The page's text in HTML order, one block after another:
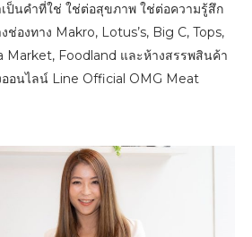
ป็นคำที่ใช่ ใช่ต่อสุขภาพ ใช่ต่อความรู้สึก
องทาง Makro, Lotus’s, Big C, Tops,
Market, Foodland และห้างสรรพสินค้า
อนไลน์ Line Official OMG Meat